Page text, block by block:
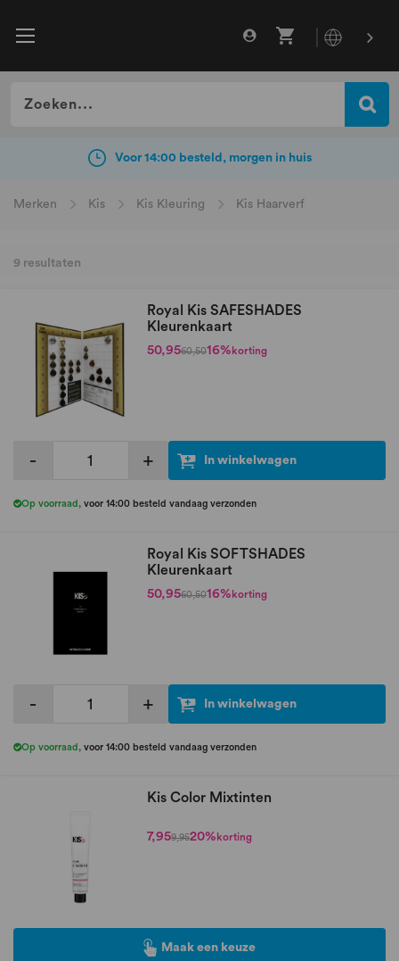
Voor 14:00 besteld, morgen in huis
Merken Kis Kis Kleuring Kis Haarverf
9 resultaten
Royal Kis SAFESHADES
Kleurenkaart
50,9560,5016% korting
- + In winkelwagen
Op voorraad , voor 14:00 besteld vandaag verzonden
Royal Kis SOFTSHADES
Kleurenkaart
50,9560,5016% korting
- + In winkelwagen
Op voorraad , voor 14:00 besteld vandaag verzonden
Kis Color Mixtinten
7,959,9520% korting
Maak een keuze